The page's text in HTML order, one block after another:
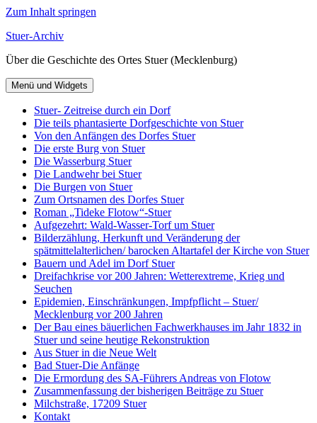
Zum Inhalt springen
Stuer-Archiv
Über die Geschichte des Ortes Stuer (Mecklenburg)
Menü und Widgets
Stuer- Zeitreise durch ein Dorf
Die teils phantasierte Dorfgeschichte von Stuer
Von den Anfängen des Dorfes Stuer
Die erste Burg von Stuer
Die Wasserburg Stuer
Die Landwehr bei Stuer
Die Burgen von Stuer
Zum Ortsnamen des Dorfes Stuer
Roman „Tideke Flotow“-Stuer
Aufgezehrt: Wald-Wasser-Torf um Stuer
Bilderzählung, Herkunft und Veränderung der
spätmittelalterlichen/ barocken Altartafel der Kirche von Stuer
Bauern und Adel im Dorf Stuer
Dreifachkrise vor 200 Jahren: Wetterextreme, Krieg und
Seuchen
Epidemien, Einschränkungen, Impfpflicht – Stuer/
Mecklenburg vor 200 Jahren
Der Bau eines bäuerlichen Fachwerkhauses im Jahr 1832 in
Stuer und seine heutige Rekonstruktion
Aus Stuer in die Neue Welt
Bad Stuer-Die Anfänge
Die Ermordung des SA-Führers Andreas von Flotow
Zusammenfassung der bisherigen Beiträge zu Stuer
Milchstraße, 17209 Stuer
Kontakt